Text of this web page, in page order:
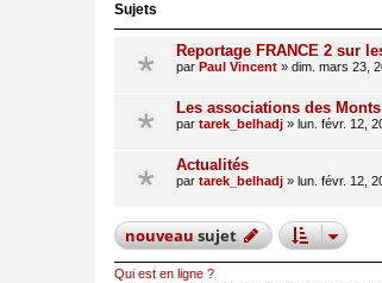
Sujets
Reportage FRANCE 2 sur
par Paul Vincent » dim. mars 23,
Les associations des
par tarek_belhadj » lun. févr. 12,
Actualités
par tarek_belhadj » lun. févr. 12,
nouveausujet
Qui est en ligne ?